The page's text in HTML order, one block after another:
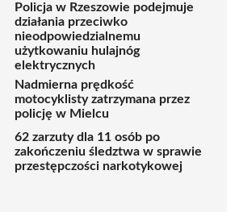
Policja w Rzeszowie podejmuje
działania przeciwko
nieodpowiedzialnemu
użytkowaniu hulajnóg
elektrycznych
Nadmierna prędkość
motocyklisty zatrzymana przez
policję w Mielcu
62 zarzuty dla 11 osób po
zakończeniu śledztwa w sprawie
przestępczości narkotykowej